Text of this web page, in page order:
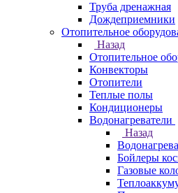
Труба дренажная
Дождеприемники
Отопительное
Назад
Отопительное
Конвекторы
Отопители
Теплые полы
Кондиционеры
Водонагреватели
Назад
Бойлеры
Газовые